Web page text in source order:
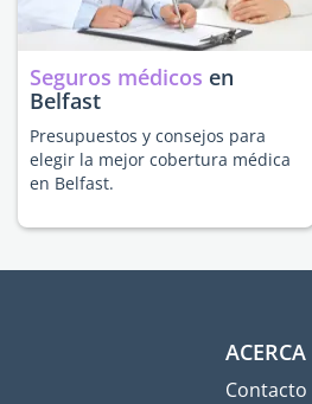
Seguros médicos en
Belfast
Presupuestos y consejos para
elegir la mejor cobertura médica
en Belfast.
ACERCA
Contacto